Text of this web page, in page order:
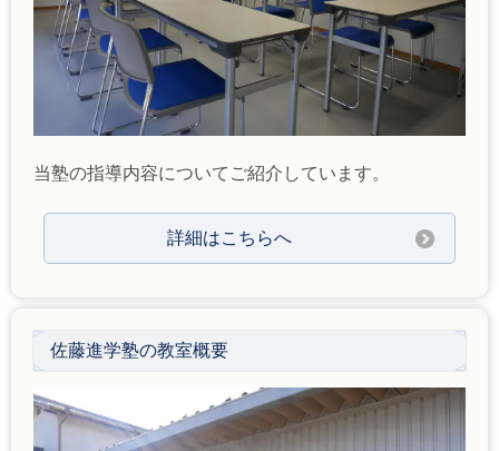
当塾の指導内容についてご紹介しています。
詳細はこちらへ
佐藤進学塾の教室概要